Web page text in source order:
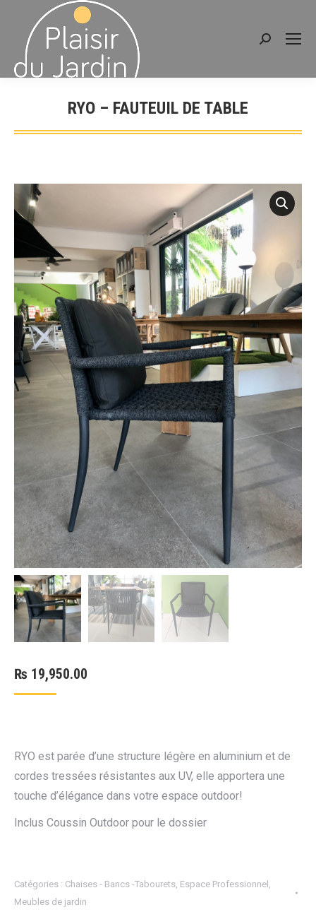
Recherche
RYO – FAUTEUIL DE TABLE
Vous êtes ici :
₨ 19,950.00
RYO est parée d’une structure légère en aluminium et de
cordes tressées résistantes aux UV, elle apportera une
touche d’élégance dans votre espace outdoor!
Inclus Coussin Outdoor pour le dossier
Catégories : Chaises - Bancs -Tabourets Espace Professionnel
Meubles de jardin